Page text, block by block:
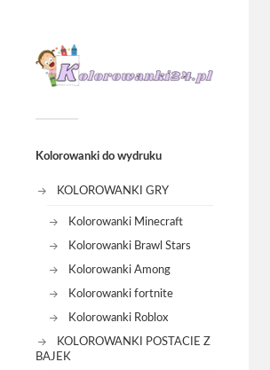
Kolorowanki do wydruku
KOLOROWANKI GRY
Kolorowanki Minecraft
Kolorowanki Brawl Stars
Kolorowanki Among
Kolorowanki fortnite
Kolorowanki Roblox
KOLOROWANKI POSTACIE Z
BAJEK